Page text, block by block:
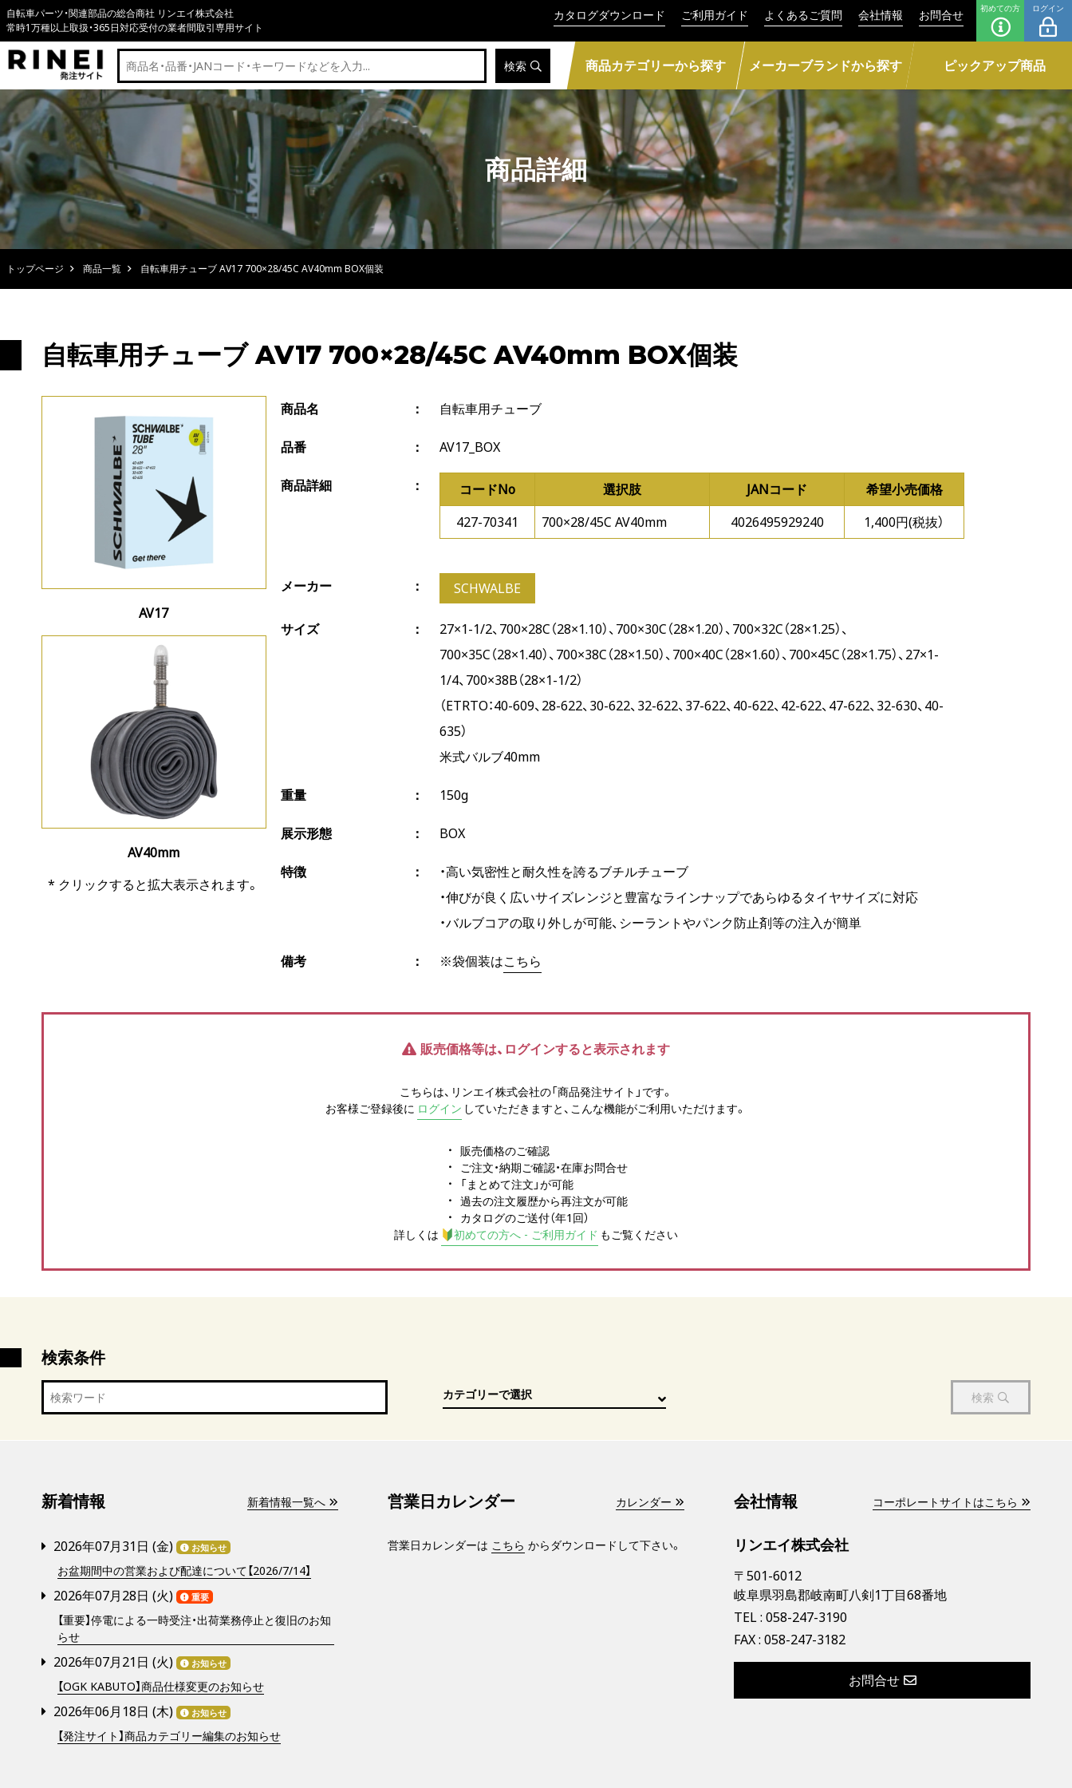
自転車パーツ・関連部品の総合商社 リンエイ株式会社
常時1万種以上取扱・365日対応受付の業者間取引専用サイト
カタログダウンロード ご利用ガイド よくあるご質問 会社情報 お問合せ 初めての方 ログイン
検索 商品カテゴリーから探す メーカーブランドから探す ピックアップ商品
商品詳細
トップページ 商品一覧 自転車用チューブ AV17 700×28/45C AV40mm BOX個装
自転車用チューブ AV17 700×28/45C AV40mm BOX個装
AV17
AV40mm
* クリックすると拡大表示されます。
商品名 自転車用チューブ
品番 AV17_BOX
商品詳細 コードNo 選択肢 JANコード
希望小売価格
427-70341
700×28/45C AV40mm 4026495929240 1,400円(税抜）
メーカー SCHWALBE
サイズ
27×1-1/2、700×28C（28×1.10）、700×30C（28×1.20）、700×32C（28×1.25）、
700×35C（28×1.40）、700×38C（28×1.50）、700×40C（28×1.60）、700×45C（28×1.75）、27×1-
1/4、700×38B（28×1-1/2）
（ETRTO：40-609、28-622、30-622、32-622、37-622、40-622、42-622、47-622、32-630、40-
635）
米式バルブ40mm
重量 150g
展示形態 BOX
特徴
・高い気密性と耐久性を誇るブチルチューブ
・伸びが良く広いサイズレンジと豊富なラインナップであらゆるタイヤサイズに対応
・バルブコアの取り外しが可能、シーラントやパンク防止剤等の注入が簡単
備考 ※袋個装はこちら
販売価格等は、ログインすると表示されます
こちらは、リンエイ株式会社の「商品発注サイト」です。
お客様ご登録後に ログイン していただきますと、こんな機能がご利用いただけます。
販売価格のご確認
ご注文・納期ご確認・在庫お問合せ
「まとめて注文」が可能
過去の注文履歴から再注文が可能
カタログのご送付（年1回）
詳しくは
初めての方へ - ご利用ガイド もご覧ください
検索条件
検索
新着情報 新着情報一覧へ
2026年07月31日 (金) お知らせ
お盆期間中の営業および配達について【2026/7/14】
2026年07月28日 (火) 重要
【重要】停電による一時受注・出荷業務停止と復旧のお知
らせ
2026年07月21日 (火) お知らせ
【OGK KABUTO】商品仕様変更のお知らせ
2026年06月18日 (木) お知らせ
【発注サイト】商品カテゴリー編集のお知らせ
営業日カレンダー カレンダー
営業日カレンダーは こちら からダウンロードして下さい。
会社情報 コーポレートサイトはこちら
リンエイ株式会社
〒501-6012
岐阜県羽島郡岐南町八剣1丁目68番地
TEL : 058-247-3190
FAX : 058-247-3182
お問合せ